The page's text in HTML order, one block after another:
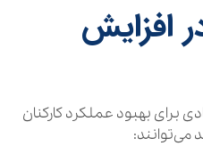
افزایش
برای بهبود عملکرد کارکنان
می‌توانند: